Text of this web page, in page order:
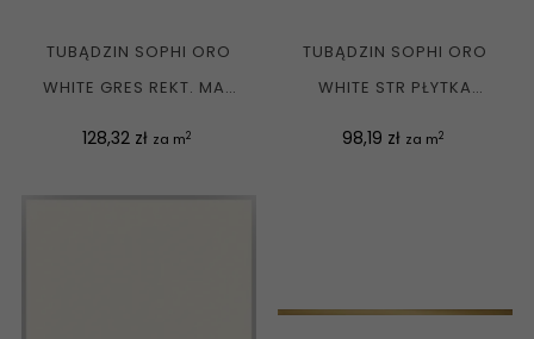
TUBĄDZIN SOPHI ORO
WHITE GRES REKT. MAT
Cena
128,32 zł za m2
TUBĄDZIN SOPHI ORO
WHITE STR PŁYTKA
Cena
98,19 zł za m2